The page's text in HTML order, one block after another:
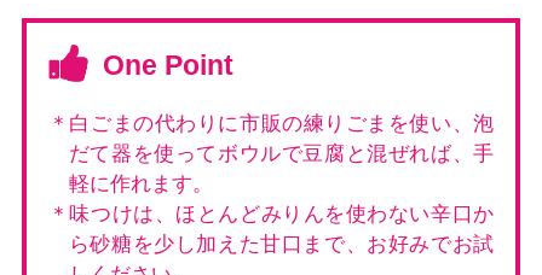
One Point
＊白ごまの代わりに市販の練りごまを使い、泡
だて器を使ってボウルで豆腐と混ぜれば、手
軽に作れます。
＊味つけは、ほとんどみりんを使わない辛口か
ら砂糖を少し加えた甘口まで、お好みでお試